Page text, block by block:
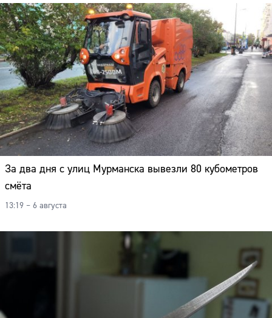
За два дня с улиц Мурманска вывезли 80 кубометров
смёта
13:19 – 6 августа